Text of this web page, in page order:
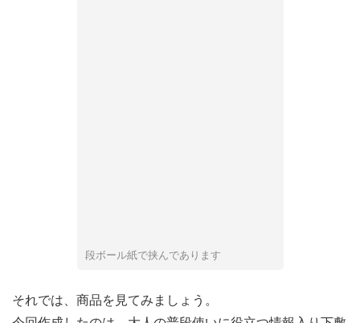
段ボール紙で挟んであります
それでは、商品を見てみましょう。